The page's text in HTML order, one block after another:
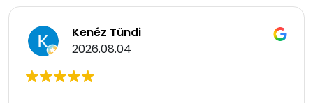
Kenéz Tündi
2026.08.04